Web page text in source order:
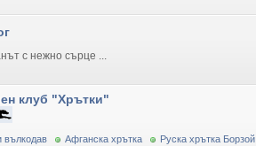
с нежно сърце ...
клуб "Хрътки"
вълкодав Афганска хрътка Руска хрътка Борзой